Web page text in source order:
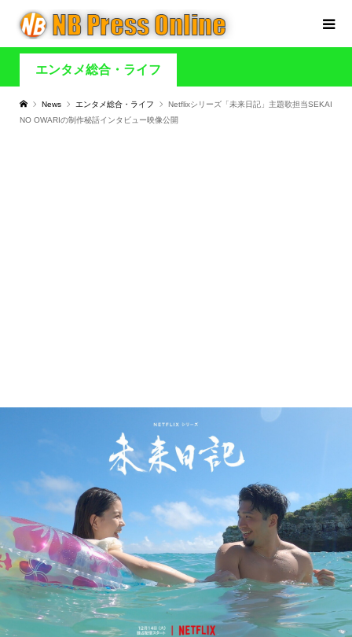
エンタメ総合・ライフ
News エンタメ総合・ライフ
Netflixシリーズ「未来日記」主題歌担当SEKAI
NO OWARIの制作秘話インタビュー映像公開